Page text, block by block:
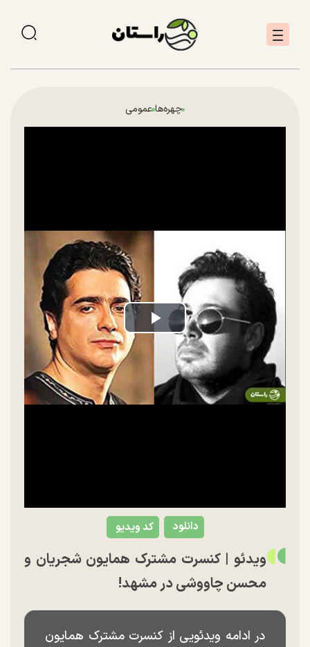
چهره‌هاعمومی
Play
Video
کد ویدیو دانلود
ویدئو | کنسرت مشترک همایون شجریان و
محسن چاووشی در مشهد!
در ادامه ویدئویی از کنسرت مشترک همایون